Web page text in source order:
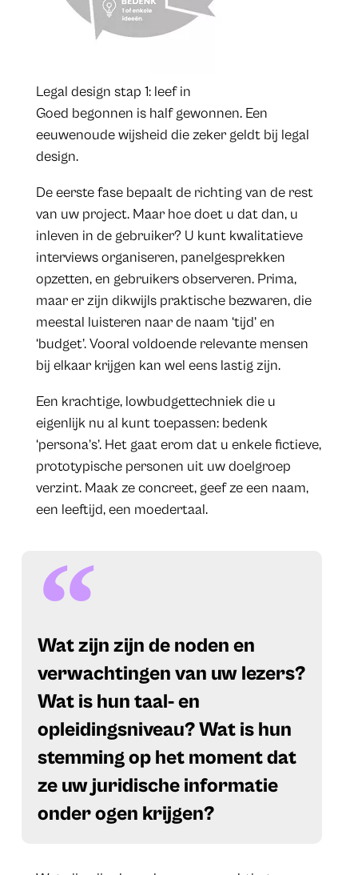
Legal design stap 1: leef in
Goed begonnen is half gewonnen. Een
eeuwenoude wijsheid die zeker geldt bij legal
design.
De eerste fase bepaalt de richting van de rest
van uw project. Maar hoe doet u dat dan, u
inleven in de gebruiker? U kunt kwalitatieve
interviews organiseren, panelgesprekken
opzetten, en gebruikers observeren. Prima,
maar er zijn dikwijls praktische bezwaren, die
meestal luisteren naar de naam ‘tijd’ en
‘budget’. Vooral voldoende relevante mensen
bij elkaar krijgen kan wel eens lastig zijn.
Een krachtige, lowbudgettechniek die u
eigenlijk nu al kunt toepassen: bedenk
‘persona’s’. Het gaat erom dat u enkele fictieve,
prototypische personen uit uw doelgroep
verzint. Maak ze concreet, geef ze een naam,
een leeftijd, een moedertaal.
Wat zijn zijn de noden en
verwachtingen van uw lezers?
Wat is hun taal- en
opleidingsniveau? Wat is hun
stemming op het moment dat
ze uw juridische informatie
onder ogen krijgen?